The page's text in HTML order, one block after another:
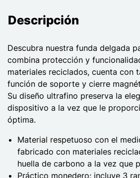
Descripción
Descubra nuestra funda delgada
combina protección y
materiales reciclados, cuenta con
función de soporte y cierre
Su diseño ultrafino preserva la
dispositivo a la vez que le
óptima.
Material respetuoso con el
fabricado con materiales
huella de carbono a la vez que
Práctico monedero: incluye 3